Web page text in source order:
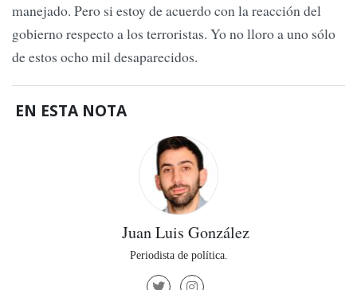
manejado. Pero si estoy de acuerdo con la reacción del
gobierno respecto a los terroristas. Yo no lloro a uno sólo
de estos ocho mil desaparecidos.
EN ESTA NOTA
Juan Luis González
Periodista de política.